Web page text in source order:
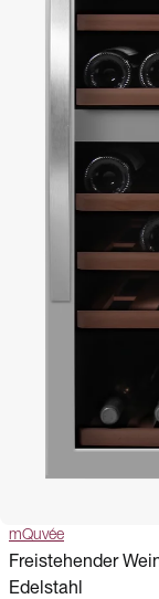
mQuvée
Freistehender
Edelstahl